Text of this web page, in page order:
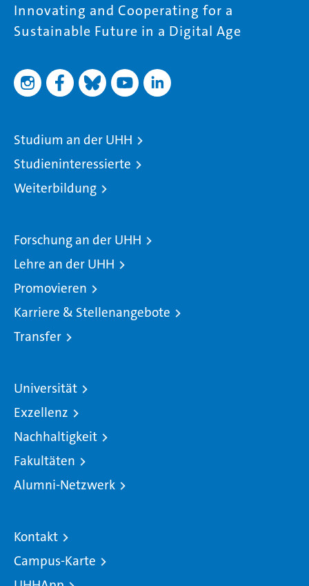
Innovating and Cooperating for a
Sustainable Future in a Digital Age
Studium an der UHH
Studieninteressierte
Weiterbildung
Forschung an der UHH
Lehre an der UHH
Promovieren
Karriere & Stellenangebote
Transfer
Universität
Exzellenz
Nachhaltigkeit
Fakultäten
Alumni-Netzwerk
Kontakt
Campus-Karte